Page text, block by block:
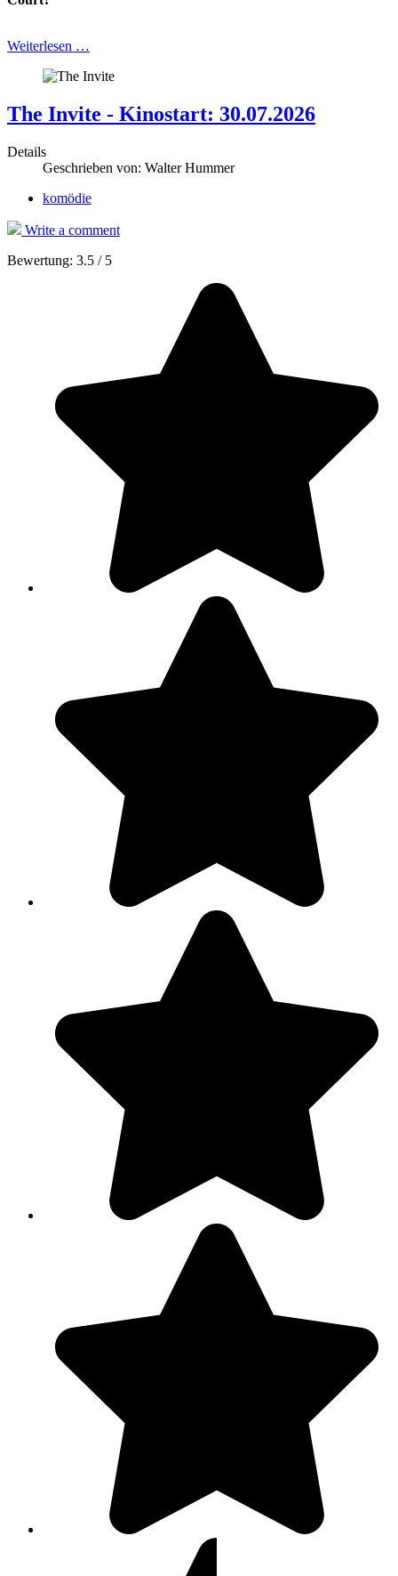
Weiterlesen …
The Invite - Kinostart: 30.07.2026
Details
Geschrieben von: Walter Hummer
komödie
Write a comment
Bewertung: 3.5 / 5